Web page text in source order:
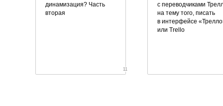
динамизация? Часть
вторая
11
с переводчиками
на тему того, писать
в интерфейсе
или Trello